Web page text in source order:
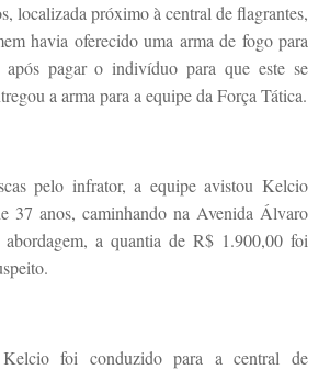
localizada próximo à central de flagrantes,
havia oferecido uma arma de fogo para
pagar o indivíduo para que este se
a arma para a equipe da Força Tática.
pelo infrator, a equipe avistou Kelcio
37 anos, caminhando na Avenida Álvaro
a quantia de R$ 1.900,00 foi
foi conduzido para a central de